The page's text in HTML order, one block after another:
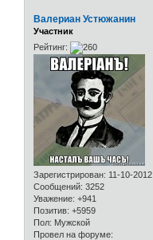
Валериан Устюжанин
Участник
Рейтинг:
Зарегистрирован: 11-10-2012
Сообщений: 3252
Уважение: +941
Позитив: +5959
Пол: Мужской
Провел на форуме: